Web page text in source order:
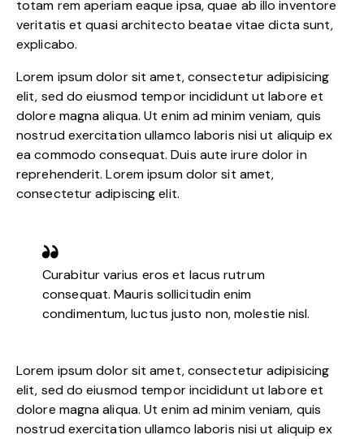
totam rem aperiam eaque ipsa, quae ab illo inventore
veritatis et quasi architecto beatae vitae dicta sunt,
explicabo.
Lorem ipsum dolor sit amet, consectetur adipisicing
elit, sed do eiusmod tempor incididunt ut labore et
dolore magna aliqua. Ut enim ad minim veniam, quis
nostrud exercitation ullamco laboris nisi ut aliquip ex
ea commodo consequat. Duis aute irure dolor in
reprehenderit. Lorem ipsum dolor sit amet,
consectetur adipiscing elit.
Curabitur varius eros et lacus rutrum
consequat. Mauris sollicitudin enim
condimentum, luctus justo non, molestie nisl.
Lorem ipsum dolor sit amet, consectetur adipisicing
elit, sed do eiusmod tempor incididunt ut labore et
dolore magna aliqua. Ut enim ad minim veniam, quis
nostrud exercitation ullamco laboris nisi ut aliquip ex